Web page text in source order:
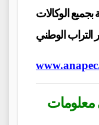
بجميع الوكالات
التراب الوطني